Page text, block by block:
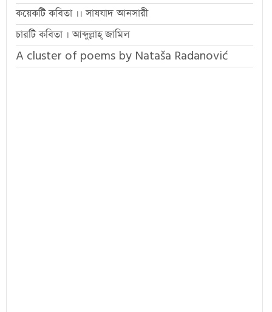
কয়েকটি কবিতা ।। সাযযাদ আনসারী
চারটি কবিতা । আব্দুল্লাহ্ জামিল
A cluster of poems by Nataša Radanović